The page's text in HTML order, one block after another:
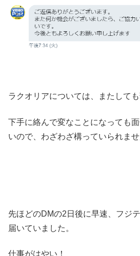
ラクオリアについては、またしても
下手に絡んで変なことになっても
いので、わざわざ構っていられませ
先ほどのDMの2日後に早速、フジ
届いていました。
仕事がはやい！